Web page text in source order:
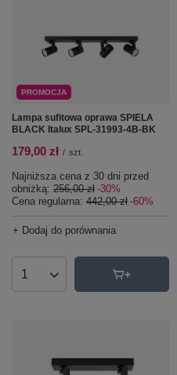
PROMOCJA
Lampa sufitowa oprawa SPIELA
BLACK Italux SPL-31993-4B-BK
179,00 zł / szt.
Najniższa cena z 30 dni przed
obniżką: 256,00 zł -30%
Cena regularna: 442,00 zł -60%
+ Dodaj do porównania
Ilość produktów